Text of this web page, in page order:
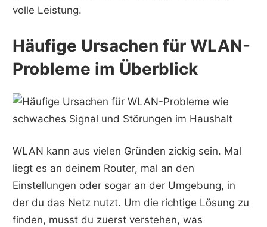
volle Leistung.
Häufige Ursachen für WLAN-
Probleme im Überblick
WLAN kann aus vielen Gründen zickig sein. Mal
liegt es an deinem Router, mal an den
Einstellungen oder sogar an der Umgebung, in
der du das Netz nutzt. Um die richtige Lösung zu
finden, musst du zuerst verstehen, was